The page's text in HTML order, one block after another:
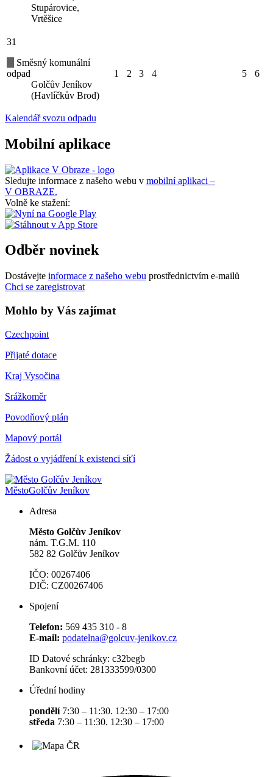
Stupárovice,
Vrtěšice
31
Směsný komunální
odpad
Golčův Jeníkov
(Havlíčkův Brod)
1 2 3 4 5 6
Kalendář svozu odpadu
Mobilní aplikace
Sledujte informace z našeho webu v mobilní aplikaci –
V OBRAZE.
Volně ke stažení:
Odběr novinek
Dostávejte informace z našeho webu prostřednictvím e-mailů
Chci se zaregistrovat
Mohlo by Vás zajímat
Czechpoint
Přijaté dotace
Kraj Vysočina
Srážkoměr
Povodňový plán
Mapový portál
Žádost o vyjádření k existenci síťí
MěstoGolčův Jeníkov
Adresa
Město Golčův Jeníkov
nám. T.G.M. 110
582 82 Golčův Jeníkov
IČO: 00267406
DIČ: CZ00267406
Spojení
Telefon: 569 435 310 - 8
E-mail: podatelna@golcuv-jenikov.cz
ID Datové schránky: c32begb
Bankovní účet: 281333599/0300
Úřední hodiny
pondělí7:30 – 11:30. 12:30 – 17:00
středa 7:30 – 11:30. 12:30 – 17:00